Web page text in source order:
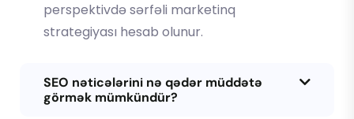
perspektivdə sərfəli marketinq
strategiyası hesab olunur.
SEO nəticələrini nə qədər müddətə
görmək mümkündür?